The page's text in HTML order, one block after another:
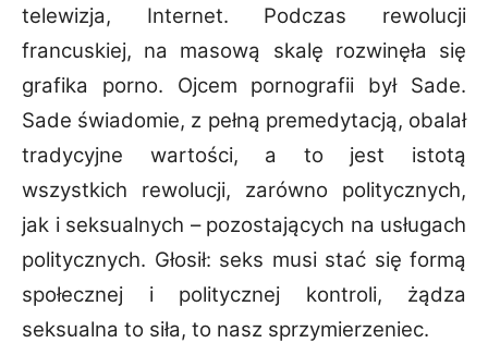
telewizja, Internet. Podczas rewolucji
francuskiej, na masową skalę rozwinęła się
grafika porno. Ojcem pornografii był Sade.
Sade świadomie, z pełną premedytacją, obalał
tradycyjne wartości, a to jest istotą
wszystkich rewolucji, zarówno politycznych,
jak i seksualnych – pozostających na usługach
politycznych. Głosił: seks musi stać się formą
społecznej i politycznej kontroli, żądza
seksualna to siła, to nasz sprzymierzeniec.